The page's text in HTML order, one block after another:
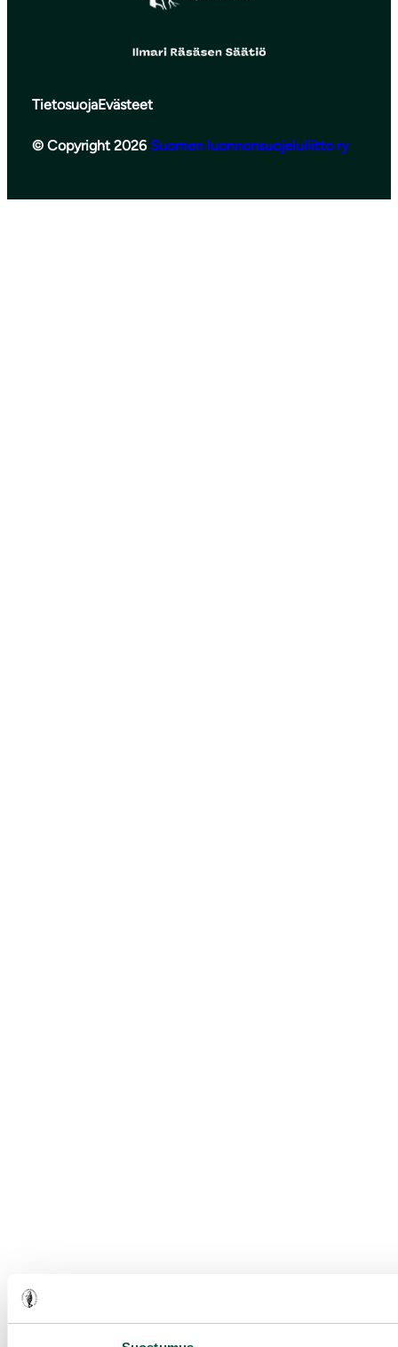
TietosuojaEvästeet
© Copyright 2026 Suomen luonnonsuojeluliitto ry